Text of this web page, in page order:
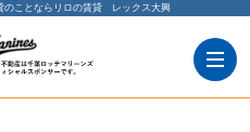
のことならリロの賃貸 レックス大興